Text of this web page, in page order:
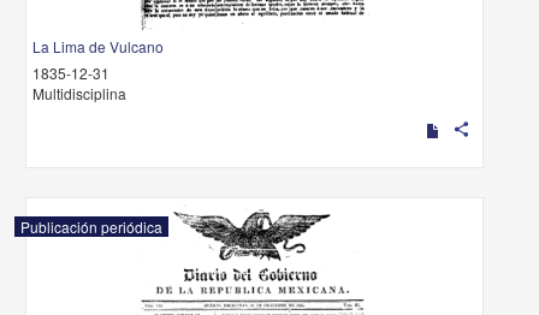
La Lima de Vulcano
1835-12-31
Multidisciplina
share
Publicación periódica